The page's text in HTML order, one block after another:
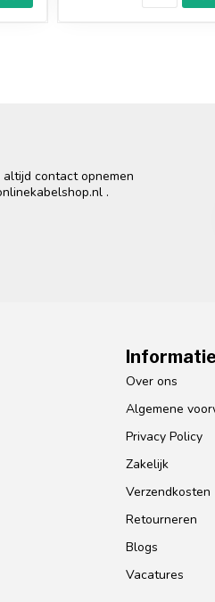
contact opnemen
.
Informatie
Over ons
Algemene
Privacy Policy
Zakelijk
Verzendkosten
Retourneren
Blogs
Vacatures